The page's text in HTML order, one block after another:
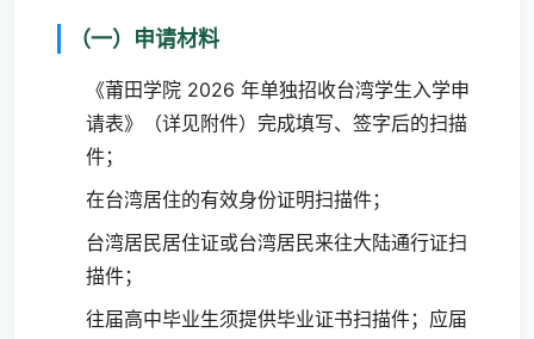
（一）申请材料
《莆田学院 2026 年单独招收台湾学生入学申
请表》（详见附件）完成填写、签字后的扫描
件；
在台湾居住的有效身份证明扫描件；
台湾居民居住证或台湾居民来往大陆通行证扫
描件；
往届高中毕业生须提供毕业证书扫描件；应届